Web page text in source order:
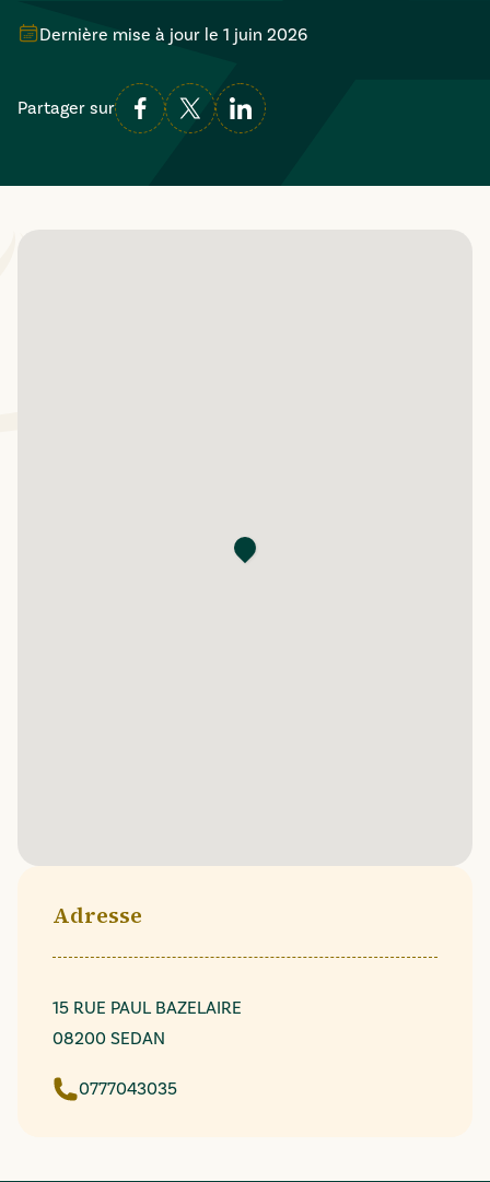
Dernière mise à jour le 1 juin 2026
Partager sur
Adresse
15 RUE PAUL BAZELAIRE
08200 SEDAN
0777043035